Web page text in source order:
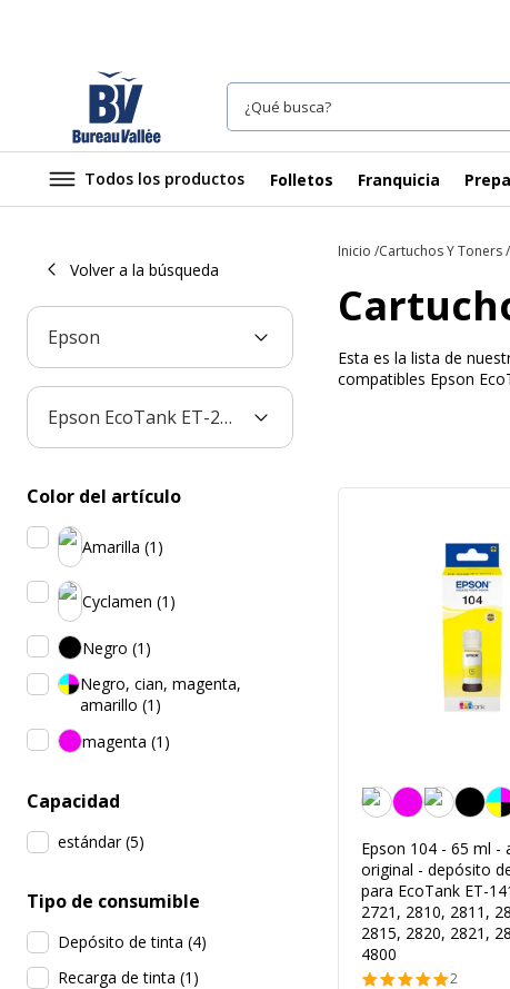
Todos los productos Folletos Franquicia
Volver a la búsqueda
Epson
Epson EcoTank ET-2862
Color del artículo
Amarilla (1 )
Cyclamen (1 )
Negro (1 )
Negro, cian, magenta,
amarillo (1 )
magenta (1 )
Capacidad
estándar(5)
Tipo de consumible
Depósito de tinta (4)
Recarga de tinta (1 )
Inicio Cartuchos Y Toners
Esta es la lista de
compatibles Epson
Amarilla
Epson 104 - 65 ml -
original - depósito
para EcoTank ET-
2721, 2810, 2811,
2815, 2820, 2821,
4800
2